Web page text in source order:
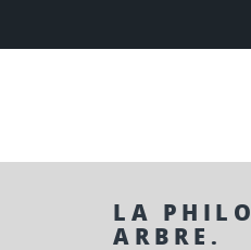
LA
ARBRE.